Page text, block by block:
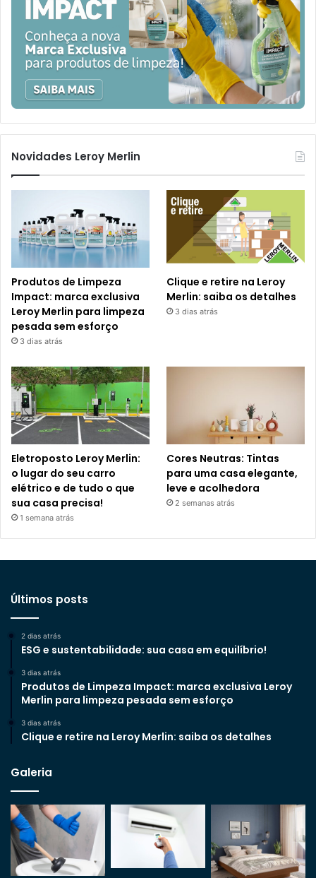
Novidades Leroy Merlin
Produtos de Limpeza
Impact: marca exclusiva
Leroy Merlin para limpeza
pesada sem esforço
3 dias atrás
Clique e retire na Leroy
Merlin: saiba os detalhes
3 dias atrás
Eletroposto Leroy Merlin:
o lugar do seu carro
elétrico e de tudo o que
sua casa precisa!
1 semana atrás
Cores Neutras: Tintas
para uma casa elegante,
leve e acolhedora
2 semanas atrás
Últimos posts
2 dias atrás
ESG e sustentabilidade: sua casa em equilíbrio!
3 dias atrás
Produtos de Limpeza Impact: marca exclusiva Leroy
Merlin para limpeza pesada sem esforço
3 dias atrás
Clique e retire na Leroy Merlin: saiba os detalhes
Galeria